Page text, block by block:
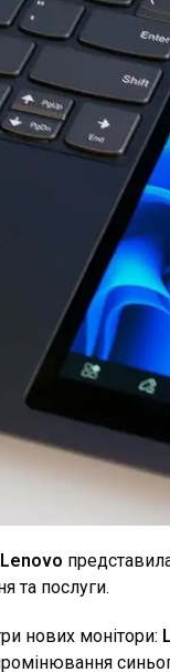
Lenovo
та послуги.
нових монітори: